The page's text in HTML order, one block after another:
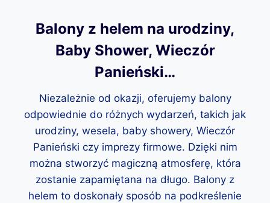
Balony z helem na urodziny,
Baby Shower, Wieczór
Panieński…
Niezależnie od okazji, oferujemy balony
odpowiednie do różnych wydarzeń, takich jak
urodziny, wesela, baby showery, Wieczór
Panieński czy imprezy firmowe. Dzięki nim
można stworzyć magiczną atmosferę, która
zostanie zapamiętana na długo. Balony z
helem to doskonały sposób na podkreślenie